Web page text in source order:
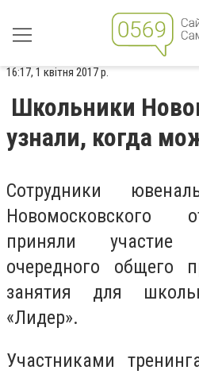
16:17, 1 квітня 2017 р.
Школьники
узнали, когда
Сотрудники
Новомосковского
приняли
очередного общего
занятия для
«Лидер».
Участниками